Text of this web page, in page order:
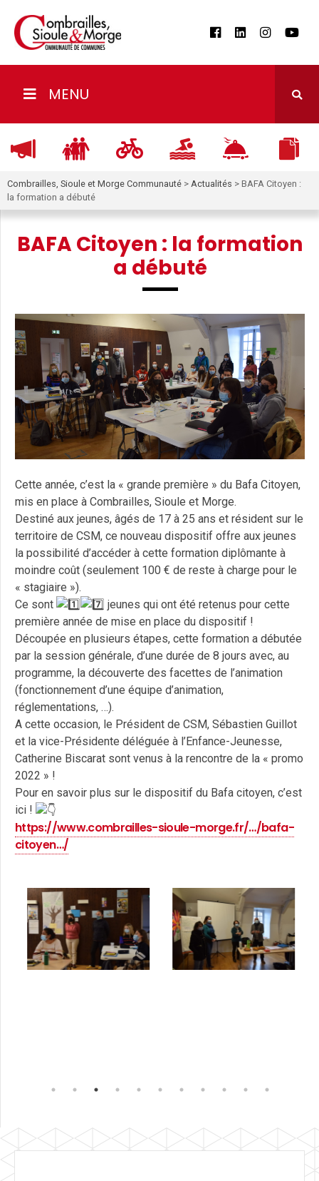
MENU
Combrailles, Sioule et Morge Communauté > Actualités > BAFA Citoyen :
la formation a débuté
BAFA Citoyen : la formation
a débuté
Cette année, c’est la « grande première » du Bafa Citoyen,
mis en place à Combrailles, Sioule et Morge.
Destiné aux jeunes, âgés de 17 à 25 ans et résident sur le
territoire de CSM, ce nouveau dispositif offre aux jeunes
la possibilité d’accéder à cette formation diplômante à
moindre coût (seulement 100 € de reste à charge pour le
« stagiaire »).
Ce sont
jeunes qui ont été retenus pour cette
première année de mise en place du dispositif !
Découpée en plusieurs étapes, cette formation a débutée
par la session générale, d’une durée de 8 jours avec, au
programme, la découverte des facettes de l’animation
(fonctionnement d’une équipe d’animation,
réglementations, …).
A cette occasion, le Président de CSM, Sébastien Guillot
et la vice-Présidente déléguée à l’Enfance-Jeunesse,
Catherine Biscarat sont venus à la rencontre de la « promo
2022 » !
Pour en savoir plus sur le dispositif du Bafa citoyen, c’est
ici !
https://www.combrailles-sioule-morge.fr/…/bafa-
citoyen…/